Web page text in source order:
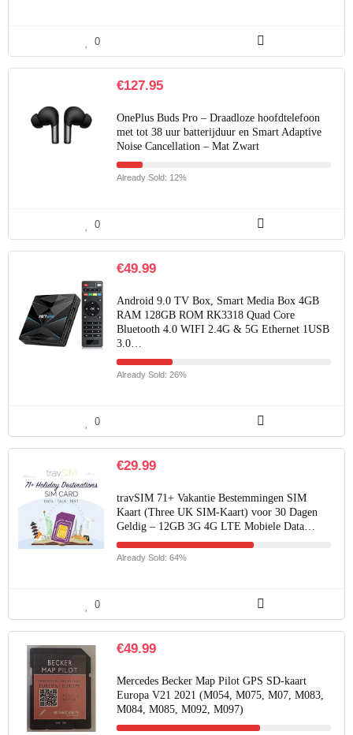
0
€127.95
OnePlus Buds Pro – Draadloze hoofdtelefoon
met tot 38 uur batterijduur en Smart Adaptive
Noise Cancellation – Mat Zwart
Already Sold: 12%
0
€49.99
Android 9.0 TV Box, Smart Media Box 4GB
RAM 128GB ROM RK3318 Quad Core
Bluetooth 4.0 WIFI 2.4G & 5G Ethernet 1USB
3.0…
Already Sold: 26%
0
€29.99
travSIM 71+ Vakantie Bestemmingen SIM
Kaart (Three UK SIM-Kaart) voor 30 Dagen
Geldig – 12GB 3G 4G LTE Mobiele Data…
Already Sold: 64%
0
€49.99
Mercedes Becker Map Pilot GPS SD-kaart
Europa V21 2021 (M054, M075, M07, M083,
M084, M085, M092, M097)